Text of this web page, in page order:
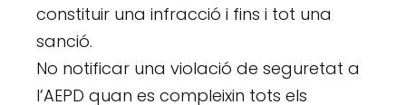
constituir una infracció i fins i tot una
sanció.
No notificar una violació de seguretat a
l’AEPD quan es compleixin tots els